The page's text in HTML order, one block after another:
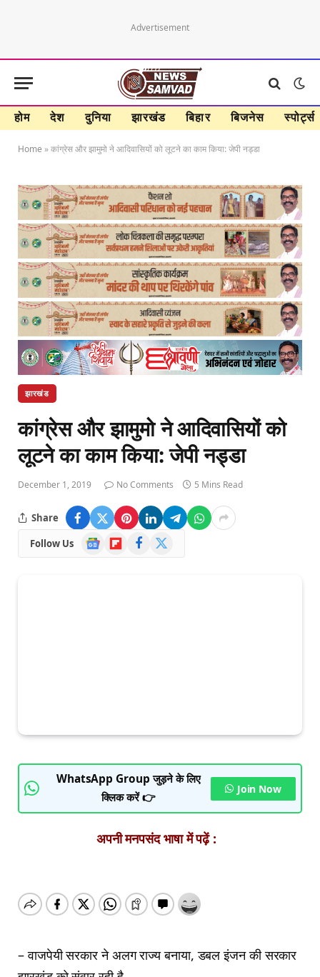
Advertisement
होम देश दुनिया झारखंड बिहार बिजनेस स्पोर्ट्स
Home »कांग्रेस और झामुमो ने आदिवासियों को लूटने का काम किया: जेपी नड्डा
झारखंड
कांग्रेस और झामुमो ने आदिवासियों को
लूटने का काम किया: जेपी नड्डा
December 1, 2019 No Comments 5 Mins Read
Share
Follow Us
Google
News
FlipboardFacebook
WhatsApp Group जुड़ने के लिए
क्लिक करें 👉
Join Now
अपनी मनपसंद भाषा में पढ़ें :
– वाजपेयी सरकार ने अलग राज्य बनाया, डबल इंजन की सरकार